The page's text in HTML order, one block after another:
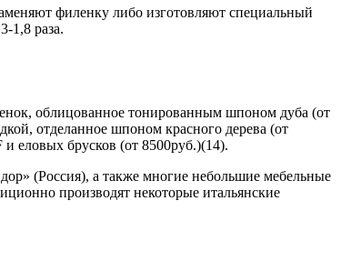
филенку либо изготовляют специальный
1,8 раза.
облицованное тонированным шпоном дуба (от
отделанное шпоном красного дерева (от
еловых брусков (от 8500руб.)(14).
(Россия), а также многие небольшие мебельные
производят некоторые итальянские